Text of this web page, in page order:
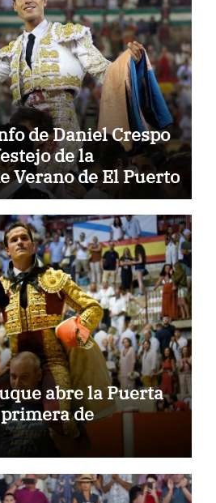
de Daniel Crespo
de la
Verano de El Puerto
abre la Puerta
de